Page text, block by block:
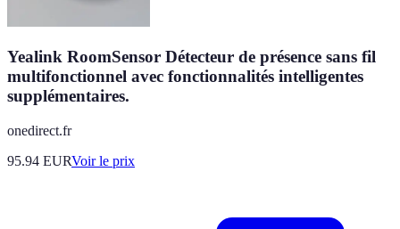
Yealink RoomSensor Détecteur de présence sans fil
multifonctionnel avec fonctionnalités intelligentes
supplémentaires.
onedirect.fr
95.94 EURVoir le prix